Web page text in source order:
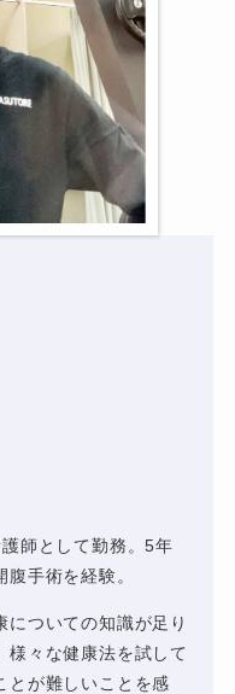
師として勤務。5年
手術を経験。
ついての知識が足り
様々な健康法を試して
とが難しいことを感